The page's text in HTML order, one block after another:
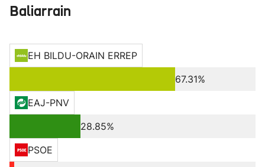
Baliarrain
EH BILDU-ORAIN ERREP
67.31%
EAJ-PNV
28.85%
PSOE